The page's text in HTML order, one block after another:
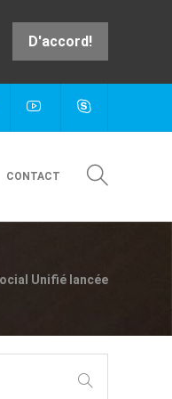
D'accord!
CONTACT
Unifié lancée